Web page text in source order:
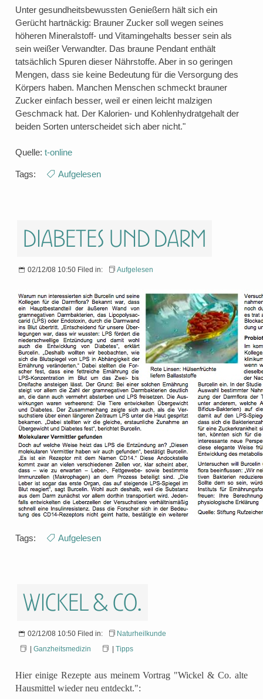
Unter gesundheitsbewussten Genießern hält sich ein
Gerücht hartnäckig: Brauner Zucker soll wegen seines
höheren Mineralstoff- und Vitamingehalts besser sein als
sein weißer Verwandter. Das braune Pendant enthält
tatsächlich Spuren dieser Nährstoffe. Aber in so geringen
Mengen, dass sie keine Bedeutung für die Versorgung des
Körpers haben. Manchen Menschen schmeckt brauner
Zucker einfach besser, weil er einen leicht malzigen
Geschmack hat. Der Kalorien- und Kohlenhydratgehalt der
beiden Sorten unterscheidet sich aber nicht."
Quelle: t-online
Tags: Aufgelesen
Diabetes und Darm
02/12/08 10:50 Filed in: Aufgelesen
Tags: Aufgelesen
Wickel & Co.
02/12/08 10:50 Filed in:
Naturheilkunde
| Ganzheitsmedizin | Tipps
Hier einige Rezepte aus meinem Vortrag "Wickel & Co. alte
Hausmittel wieder neu entdeckt.":